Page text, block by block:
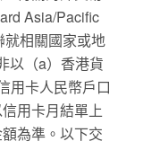
Asia/Pacific
相關國家或地
以（a）香港貨
用卡人民幣戶口
用卡月結單上
為準。以下交